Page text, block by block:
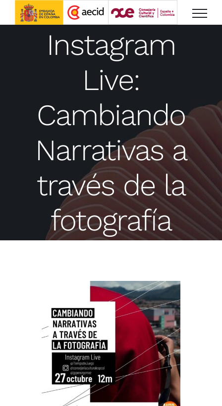
Saltar
Instagram
Live:
Cambiando
Narrativas a
través de la
fotografía